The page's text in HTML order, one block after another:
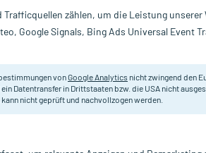
Versand* ab 19€ Mindestbestellwert!
Hochdosiertes
Darreichung:
zählen, um die Leistung unserer
Google Signals, Bing Ads Universal Event
vonGoogle Analytics nicht zwingend den
ein Datentransfer in Drittstaaten bzw. die USA nicht
nicht geprüft und nachvollzogen werden.